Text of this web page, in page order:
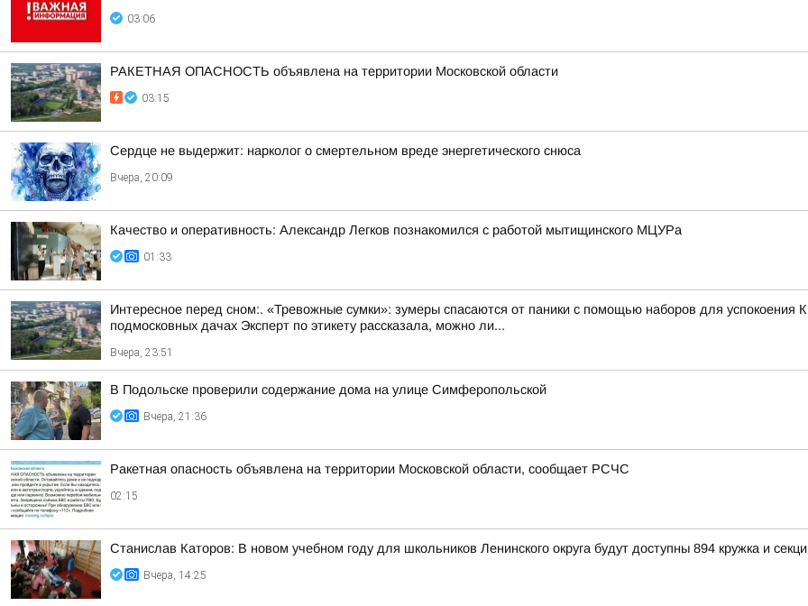
03:06
РАКЕТНАЯ ОПАСНОСТЬ объявлена на территории Московской области
03:15
Сердце не выдержит: нарколог о смертельном вреде энергетического снюса
Вчера, 20:09
Качество и оперативность: Александр Легков познакомился с работой мытищинского МЦУРа
01:33
Интересное перед сном:. «Тревожные сумки»: зумеры спасаются от паники с помощью наборов для успокоения
подмосковных дачах Эксперт по этикету рассказала, можно ли...
Вчера, 23:51
В Подольске проверили содержание дома на улице Симферопольской
Вчера, 21:36
Ракетная опасность объявлена на территории Московской области, сообщает РСЧС
02:15
Станислав Каторов: В новом учебном году для школьников Ленинского округа будут доступны 894 кружка и
Вчера, 14:25